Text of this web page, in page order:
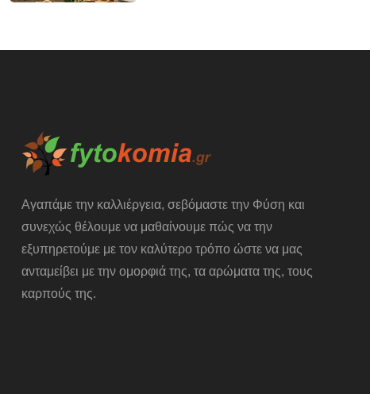
Αγαπάμε την καλλιέργεια, σεβόμαστε την Φύση και
συνεχώς θέλουμε να μαθαίνουμε πώς να την
εξυπηρετούμε με τον καλύτερο τρόπο ώστε να μας
ανταμείβει με την ομορφιά της, τα αρώματα της, τους
καρπούς της.